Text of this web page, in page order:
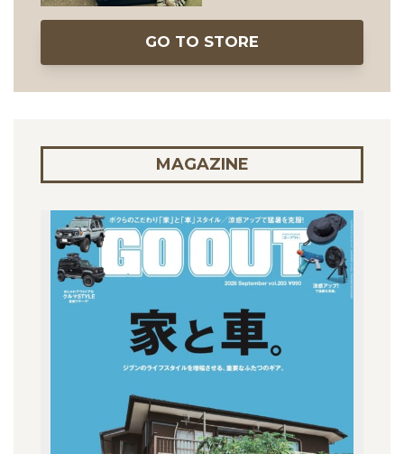
GO TO STORE
MAGAZINE